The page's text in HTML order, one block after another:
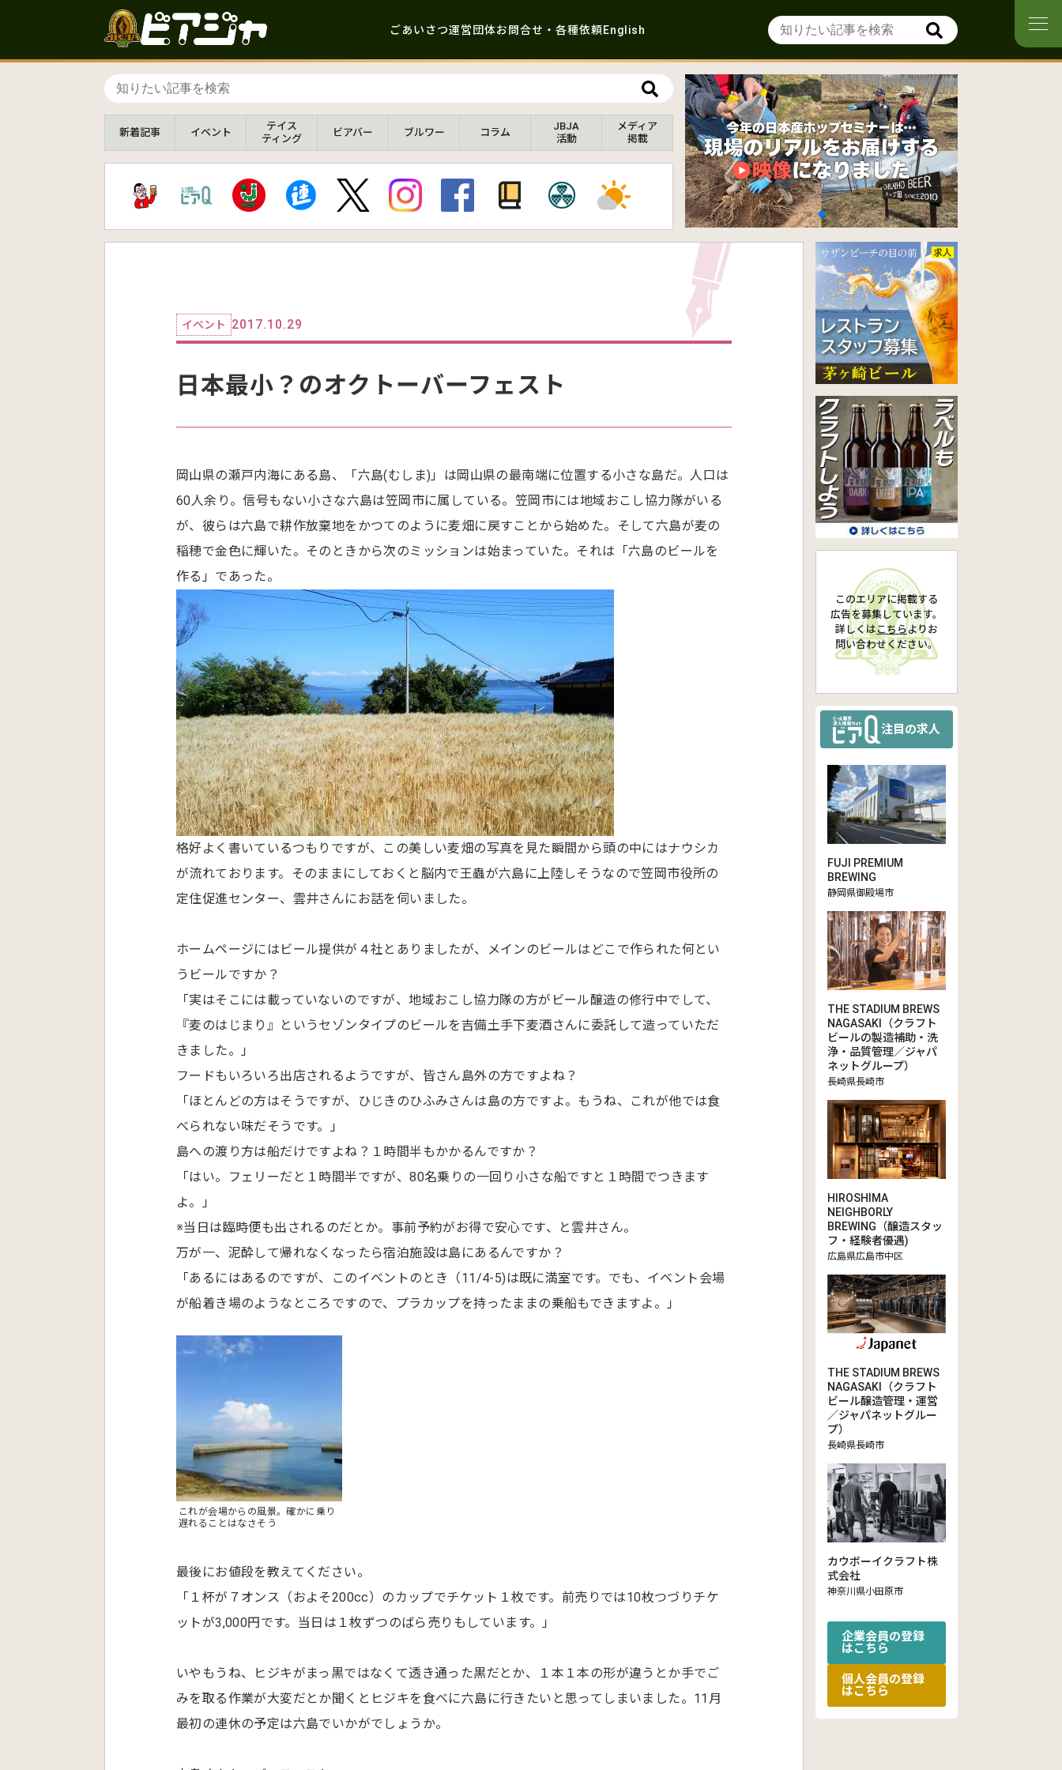
ごあいさつ運営団体お問合せ・各種依頼English
新着記事 イベント
テイス
ティング
ビアバー ブルワー コラム
JBJA
活動
メディア
掲載
イベント 2017.10.29
日本最小？のオクトーバーフェスト
岡山県の瀬戸内海にある島、「六島(むしま)」は岡山県の最南端に位置する小さな島だ。人口は
60人余り。信号もない小さな六島は笠岡市に属している。笠岡市には地域おこし協力隊がいる
が、彼らは六島で耕作放棄地をかつてのように麦畑に戻すことから始めた。そして六島が麦の
稲穂で金色に輝いた。そのときから次のミッションは始まっていた。それは「六島のビールを
作る」であった。
格好よく書いているつもりですが、この美しい麦畑の写真を見た瞬間から頭の中にはナウシカ
が流れております。そのままにしておくと脳内で王蟲が六島に上陸しそうなので笠岡市役所の
定住促進センター、雲井さんにお話を伺いました。
ホームページにはビール提供が４社とありましたが、メインのビールはどこで作られた何とい
うビールですか？
「実はそこには載っていないのですが、地域おこし協力隊の方がビール醸造の修行中でして、
『麦のはじまり』というセゾンタイプのビールを吉備土手下麦酒さんに委託して造っていただ
きました。」
フードもいろいろ出店されるようですが、皆さん島外の方ですよね？
「ほとんどの方はそうですが、ひじきのひふみさんは島の方ですよ。もうね、これが他では食
べられない味だそうです。」
島への渡り方は船だけですよね？１時間半もかかるんですか？
「はい。フェリーだと１時間半ですが、80名乗りの一回り小さな船ですと１時間でつきます
よ。」
※当日は臨時便も出されるのだとか。事前予約がお得で安心です、と雲井さん。
万が一、泥酔して帰れなくなったら宿泊施設は島にあるんですか？
「あるにはあるのですが、このイベントのとき（11/4-5)は既に満室です。でも、イベント会場
が船着き場のようなところですので、プラカップを持ったままの乗船もできますよ。」
これが会場からの風景。確かに乗り
遅れることはなさそう
最後にお値段を教えてください。
「１杯が７オンス（およそ200cc）のカップでチケット１枚です。前売りでは10枚つづりチケ
ットが3,000円です。当日は１枚ずつのばら売りもしています。」
いやもうね、ヒジキがまっ黒ではなくて透き通った黒だとか、１本１本の形が違うとか手でご
みを取る作業が大変だとか聞くとヒジキを食べに六島に行きたいと思ってしまいました。11月
最初の連休の予定は六島でいかがでしょうか。
このエリアに掲載する
広告を募集しています。
詳しくは こちらより お
問い合わせください。
注目の求人
FUJI PREMIUM
BREWING
静岡県御殿場市
THE STADIUM BREWS
NAGASAKI（クラフト
ビールの製造補助・洗
浄・品質管理／ジャパ
ネットグループ）
長崎県長崎市
HIROSHIMA
NEIGHBORLY
BREWING（醸造スタッ
フ・経験者優遇)
広島県広島市中区
THE STADIUM BREWS
NAGASAKI（クラフト
ビール醸造管理・運営
／ジャパネットグルー
プ）
長崎県長崎市
カウボーイクラフト株
式会社
神奈川県小田原市
企業会員の登録
はこちら
個人会員の登録
はこちら